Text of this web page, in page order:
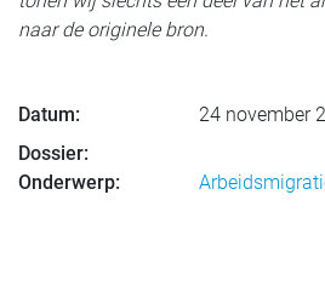
naar de originele bron.
Datum:
24 november
Dossier:
Onderwerp: